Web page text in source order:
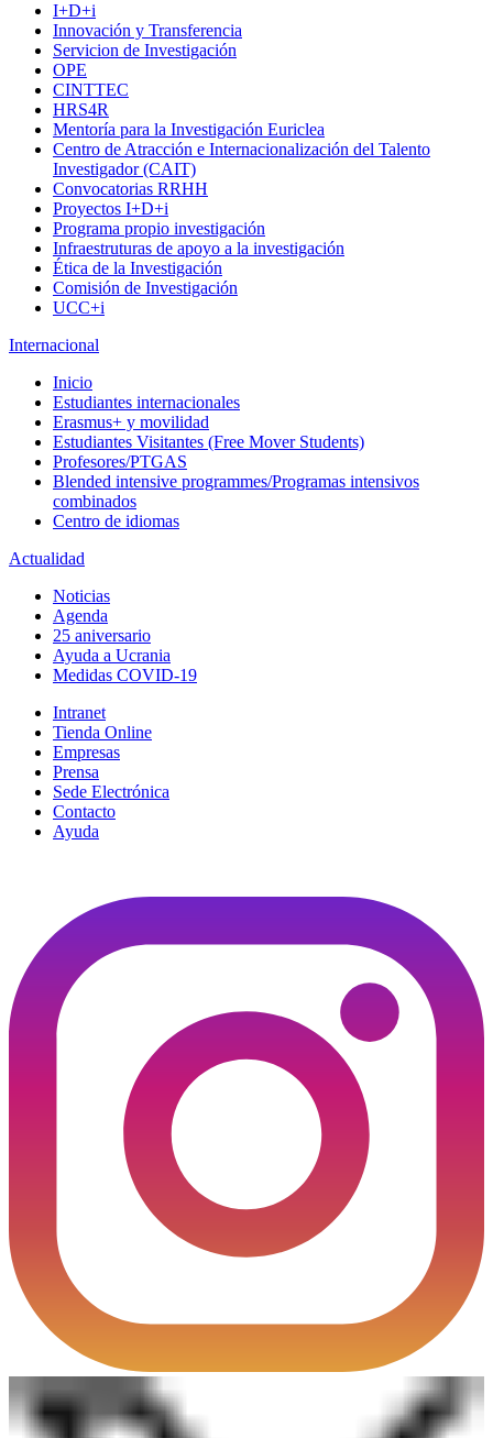
I+D+i
Innovación y Transferencia
Servicion de Investigación
OPE
CINTTEC
HRS4R
Mentoría para la Investigación Euriclea
Centro de Atracción e Internacionalización del Talento
Investigador (CAIT)
Convocatorias RRHH
Proyectos I+D+i
Programa propio investigación
Infraestruturas de apoyo a la investigación
Ética de la Investigación
Comisión de Investigación
UCC+i
Internacional
Inicio
Estudiantes internacionales
Erasmus+ y movilidad
Estudiantes Visitantes (Free Mover Students)
Profesores/PTGAS
Blended intensive programmes/Programas intensivos
combinados
Centro de idiomas
Actualidad
Noticias
Agenda
25 aniversario
Ayuda a Ucrania
Medidas COVID-19
Intranet
Tienda Online
Empresas
Prensa
Sede Electrónica
Contacto
Ayuda